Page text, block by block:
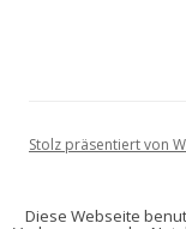
Stolz präsentiert von
Diese Webseite